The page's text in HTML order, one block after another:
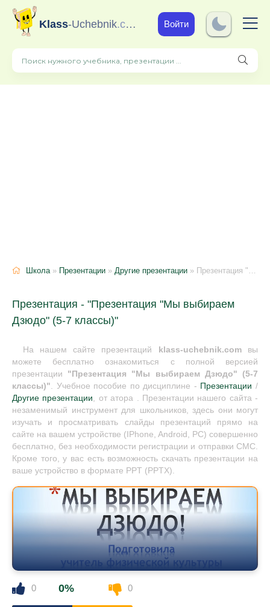
Klass-Uchebnik.com Войти
Школа» Презентации » Другие презентации » Презентация "Мы выбираем Дзюдо" (5-7 классы)
Презентация - "Презентация "Мы выбираем
Дзюдо" (5-7 классы)"
На нашем сайте презентаций klass-uchebnik.comвы
можете бесплатно ознакомиться с полной версией
презентации "Презентация "Мы выбираем Дзюдо" (5-7
классы)". Учебное пособие по дисциплине - Презентации /
Другие презентации, от атора . Презентации нашего сайта -
незаменимый инструмент для школьников, здесь они могут
изучать и просматривать слайды презентаций прямо на
сайте на вашем устройстве (IPhone, Android, PC) совершенно
бесплатно, без необходимости регистрации и отправки СМС.
Кроме того, у вас есть возможность скачать презентации на
ваше устройство в формате PPT (PPTX).
0 0% 0